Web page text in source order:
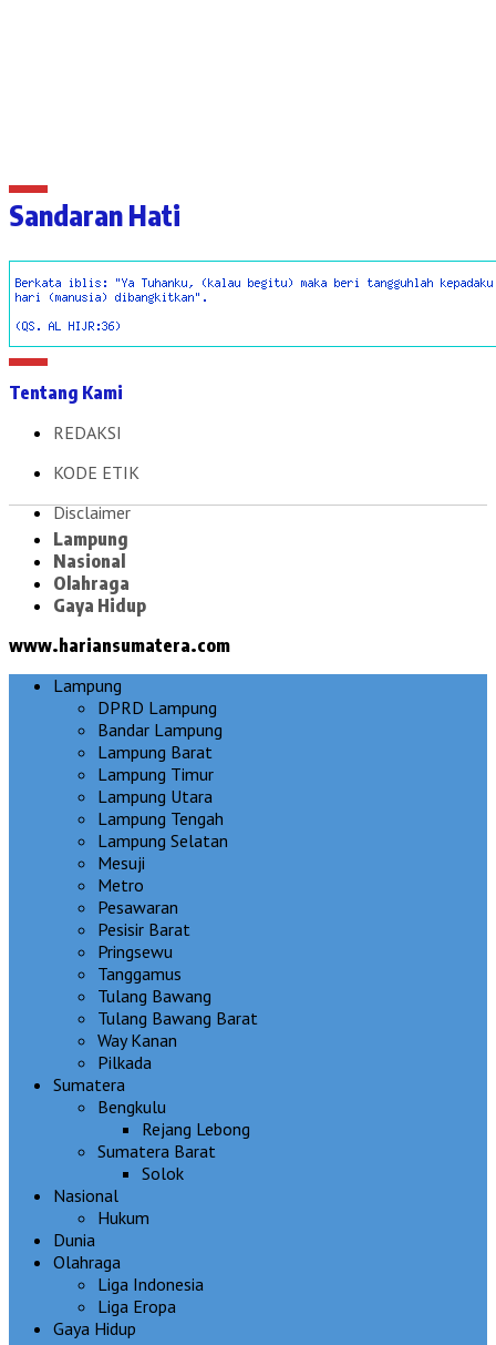
Sandaran Hati
Tentang Kami
REDAKSI
KODE ETIK
Disclaimer
Lampung
Nasional
Olahraga
Gaya Hidup
www.hariansumatera.com
Lampung
DPRD Lampung
Bandar Lampung
Lampung Barat
Lampung Timur
Lampung Utara
Lampung Tengah
Lampung Selatan
Mesuji
Metro
Pesawaran
Pesisir Barat
Pringsewu
Tanggamus
Tulang Bawang
Tulang Bawang Barat
Way Kanan
Pilkada
Sumatera
Bengkulu
Rejang Lebong
Sumatera Barat
Solok
Nasional
Hukum
Dunia
Olahraga
Liga Indonesia
Liga Eropa
Gaya Hidup